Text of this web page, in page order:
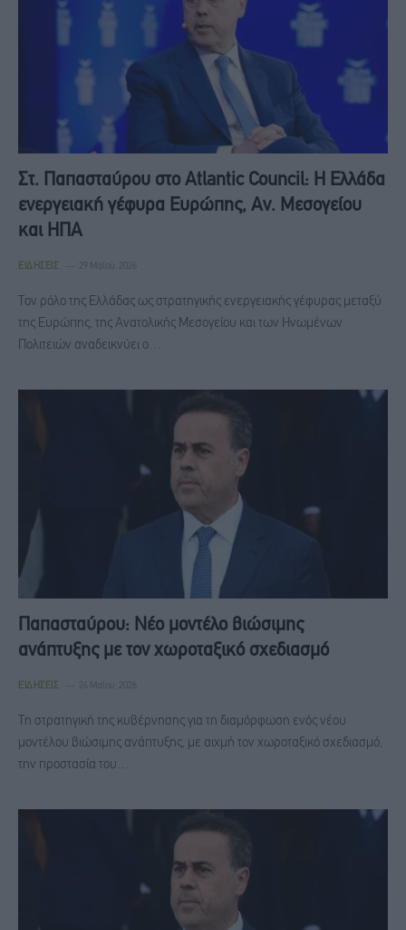
Στ. Παπασταύρου στο Atlantic Council: Η Ελλάδα
ενεργειακή γέφυρα Ευρώπης, Αν. Μεσογείου
και ΗΠΑ
ΕΙΔΉΣΕΙΣ 29 Μαΐου, 2026
Τον ρόλο της Ελλάδας ως στρατηγικής ενεργειακής γέφυρας μεταξύ
της Ευρώπης, της Ανατολικής Μεσογείου και των Ηνωμένων
Πολιτειών αναδεικνύει ο…
Παπασταύρου: Νέο μοντέλο βιώσιμης
ανάπτυξης με τον χωροταξικό σχεδιασμό
ΕΙΔΉΣΕΙΣ 24 Μαΐου, 2026
Τη στρατηγική της κυβέρνησης για τη διαμόρφωση ενός νέου
μοντέλου βιώσιμης ανάπτυξης, με αιχμή τον χωροταξικό σχεδιασμό,
την προστασία του…